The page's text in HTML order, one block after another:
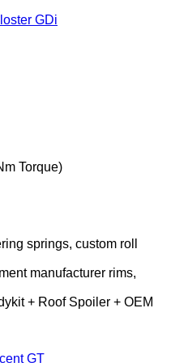
GDi
Torque)
springs, custom roll
manufacturer rims,
+ Roof Spoiler + OEM
GT